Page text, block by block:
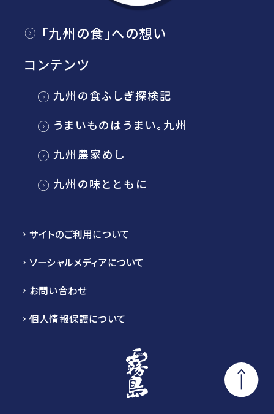
「九州の食」への想い
コンテンツ
九州の食ふしぎ探検記
うまいものはうまい。九州
九州農家めし
九州の味とともに
サイトのご利用について
ソーシャルメディアについて
お問い合わせ
個人情報保護について